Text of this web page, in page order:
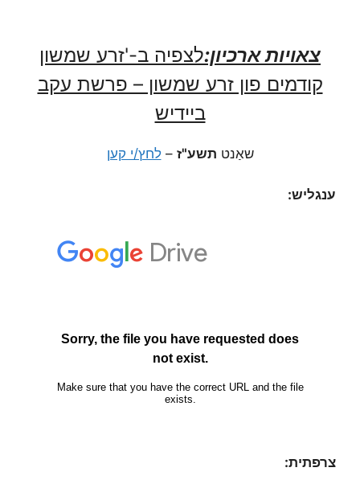
צאויות ארכיון:לצפיה ב-'זרע שמשון
קודמים פון זרע שמשון – פרשת עקב
ביידיש
שאַנט תשע"ז –לחץ/י קען
ענגליש:
צרפתית: